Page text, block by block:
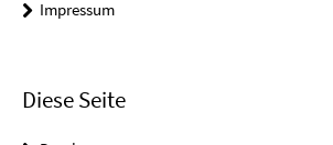
Impressum
Diese Seite